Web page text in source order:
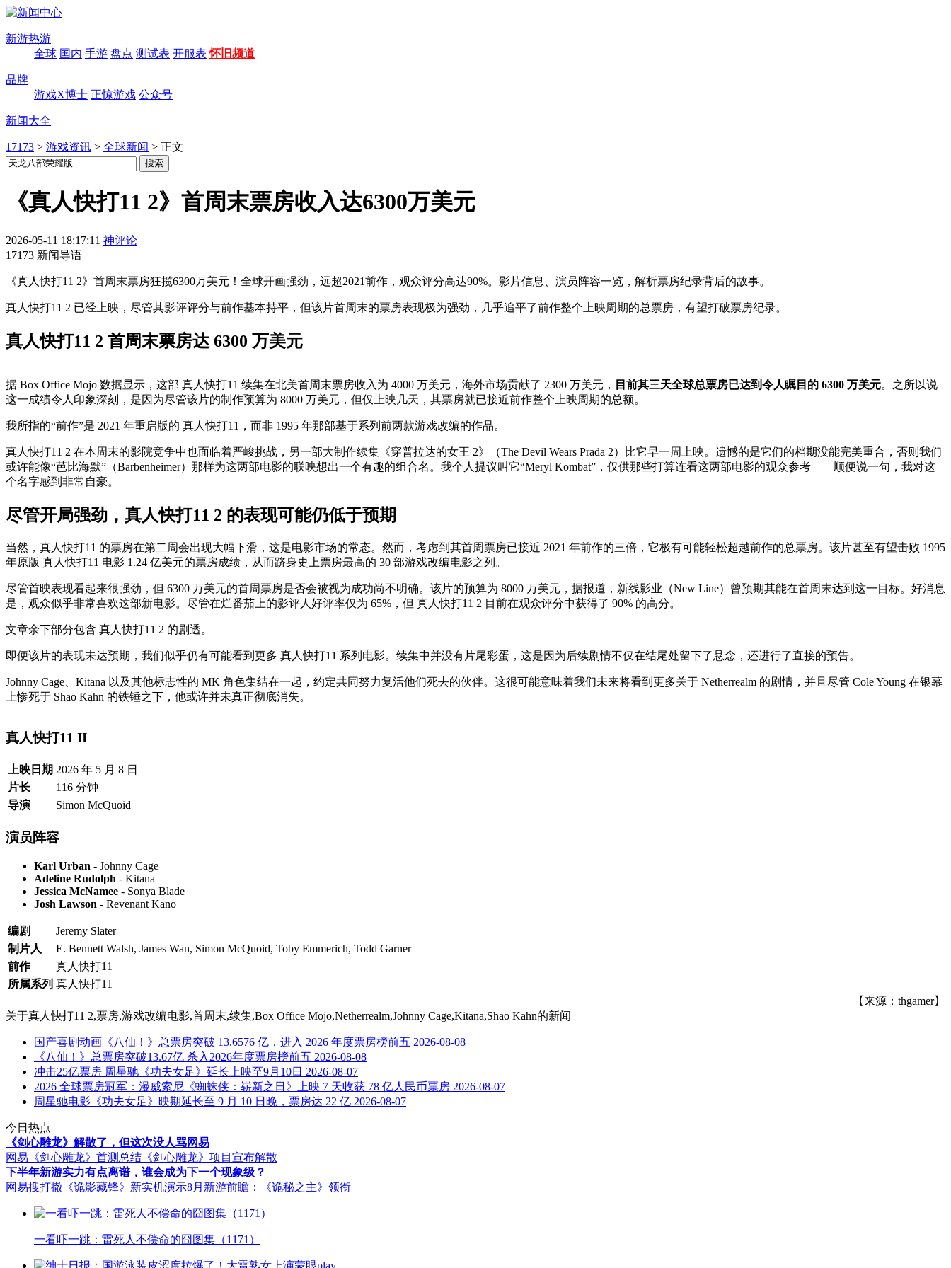
新游热游
全球 国内 手游 盘点 测试表 开服表 怀旧频道
品牌
游戏X博士 正惊游戏 公众号
新闻大全
17173 > 游戏资讯 > 全球新闻 > 正文
《真人快打11 2》首周末票房收入达6300万美元
2026-05-11 18:17:11 神评论
17173 新闻导语
《真人快打11 2》首周末票房狂揽6300万美元！全球开画强劲，远超2021前作，观众评分高达90%。影片信息、演员阵容一览，解析票房纪录背后的故事。
真人快打11 2 已经上映，尽管其影评评分与前作基本持平，但该片首周末的票房表现极为强劲，几乎追平了前作整个上映周期的总票房，有望打破票房纪录。
真人快打11 2 首周末票房达 6300 万美元
据 Box Office Mojo 数据显示，这部 真人快打11 续集在北美首周末票房收入为 4000 万美元，海外市场贡献了 2300 万美元， 目前其三天全球总票房已达到令人瞩目的 6300 万美元。之所以说
这一成绩令人印象深刻，是因为尽管该片的制作预算为 8000 万美元，但仅上映几天，其票房就已接近前作整个上映周期的总额。
我所指的“前作”是 2021 年重启版的 真人快打11，而非 1995 年那部基于系列前两款游戏改编的作品。
真人快打11 2 在本周末的影院竞争中也面临着严峻挑战，另一部大制作续集《穿普拉达的女王 2》（The Devil Wears Prada 2）比它早一周上映。遗憾的是它们的档期没能完美重合，否则我们
或许能像“芭比海默”（Barbenheimer）那样为这两部电影的联映想出一个有趣的组合名。我个人提议叫它“Meryl Kombat”，仅供那些打算连看这两部电影的观众参考——顺便说一句，我对这
个名字感到非常自豪。
尽管开局强劲，真人快打11 2 的表现可能仍低于预期
当然，真人快打11 的票房在第二周会出现大幅下滑，这是电影市场的常态。然而，考虑到其首周票房已接近 2021 年前作的三倍，它极有可能轻松超越前作的总票房。该片甚至有望击败 1995
年原版 真人快打11 电影 1.24 亿美元的票房成绩，从而跻身史上票房最高的 30 部游戏改编电影之列。
尽管首映表现看起来很强劲，但 6300 万美元的首周票房是否会被视为成功尚不明确。该片的预算为 8000 万美元，据报道，新线影业（New Line）曾预期其能在首周末达到这一目标。好消息
是，观众似乎非常喜欢这部新电影。尽管在烂番茄上的影评人好评率仅为 65%，但 真人快打11 2 目前在观众评分中获得了 90% 的高分。
文章余下部分包含 真人快打11 2 的剧透。
即便该片的表现未达预期，我们似乎仍有可能看到更多 真人快打11 系列电影。续集中并没有片尾彩蛋，这是因为后续剧情不仅在结尾处留下了悬念，还进行了直接的预告。
Johnny Cage、Kitana 以及其他标志性的 MK 角色集结在一起，约定共同努力复活他们死去的伙伴。这很可能意味着我们未来将看到更多关于 Netherrealm 的剧情，并且尽管 Cole Young 在银幕
上惨死于 Shao Kahn 的铁锤之下，他或许并未真正彻底消失。
真人快打11 II
上映日期 2026 年 5 月 8 日
片长
116 分钟
导演
Simon McQuoid
演员阵容
Karl Urban - Johnny Cage
Adeline Rudolph - Kitana
Jessica McNamee - Sonya Blade
Josh Lawson - Revenant Kano
编剧
Jeremy Slater
制片人
E. Bennett Walsh, James Wan, Simon McQuoid, Toby Emmerich, Todd Garner
前作
真人快打11
所属系列 真人快打11
【来源：thgamer】
关于真人快打11 2,票房,游戏改编电影,首周末,续集,Box Office Mojo,Netherrealm,Johnny Cage,Kitana,Shao Kahn的新闻
国产喜剧动画《八仙！》总票房突破 13.6576 亿，进入 2026 年度票房榜前五 2026-08-08
《八仙！》总票房突破13.67亿 杀入2026年度票房榜前五 2026-08-08
冲击25亿票房 周星驰《功夫女足》延长上映至9月10日 2026-08-07
2026 全球票房冠军：漫威索尼《蜘蛛侠：崭新之日》上映 7 天收获 78 亿人民币票房 2026-08-07
周星驰电影《功夫女足》映期延长至 9 月 10 日晚，票房达 22 亿 2026-08-07
今日热点
《剑心雕龙》解散了，但这次没人骂网易
网易《剑心雕龙》首测总结 《剑心雕龙》项目宣布解散
下半年新游实力有点离谱，谁会成为下一个现象级？
网易搜打撤《诡影藏锋》新实机演示8月新游前瞻：《诡秘之主》领衔
一看吓一跳：雷死人不偿命的囧图集（1171）